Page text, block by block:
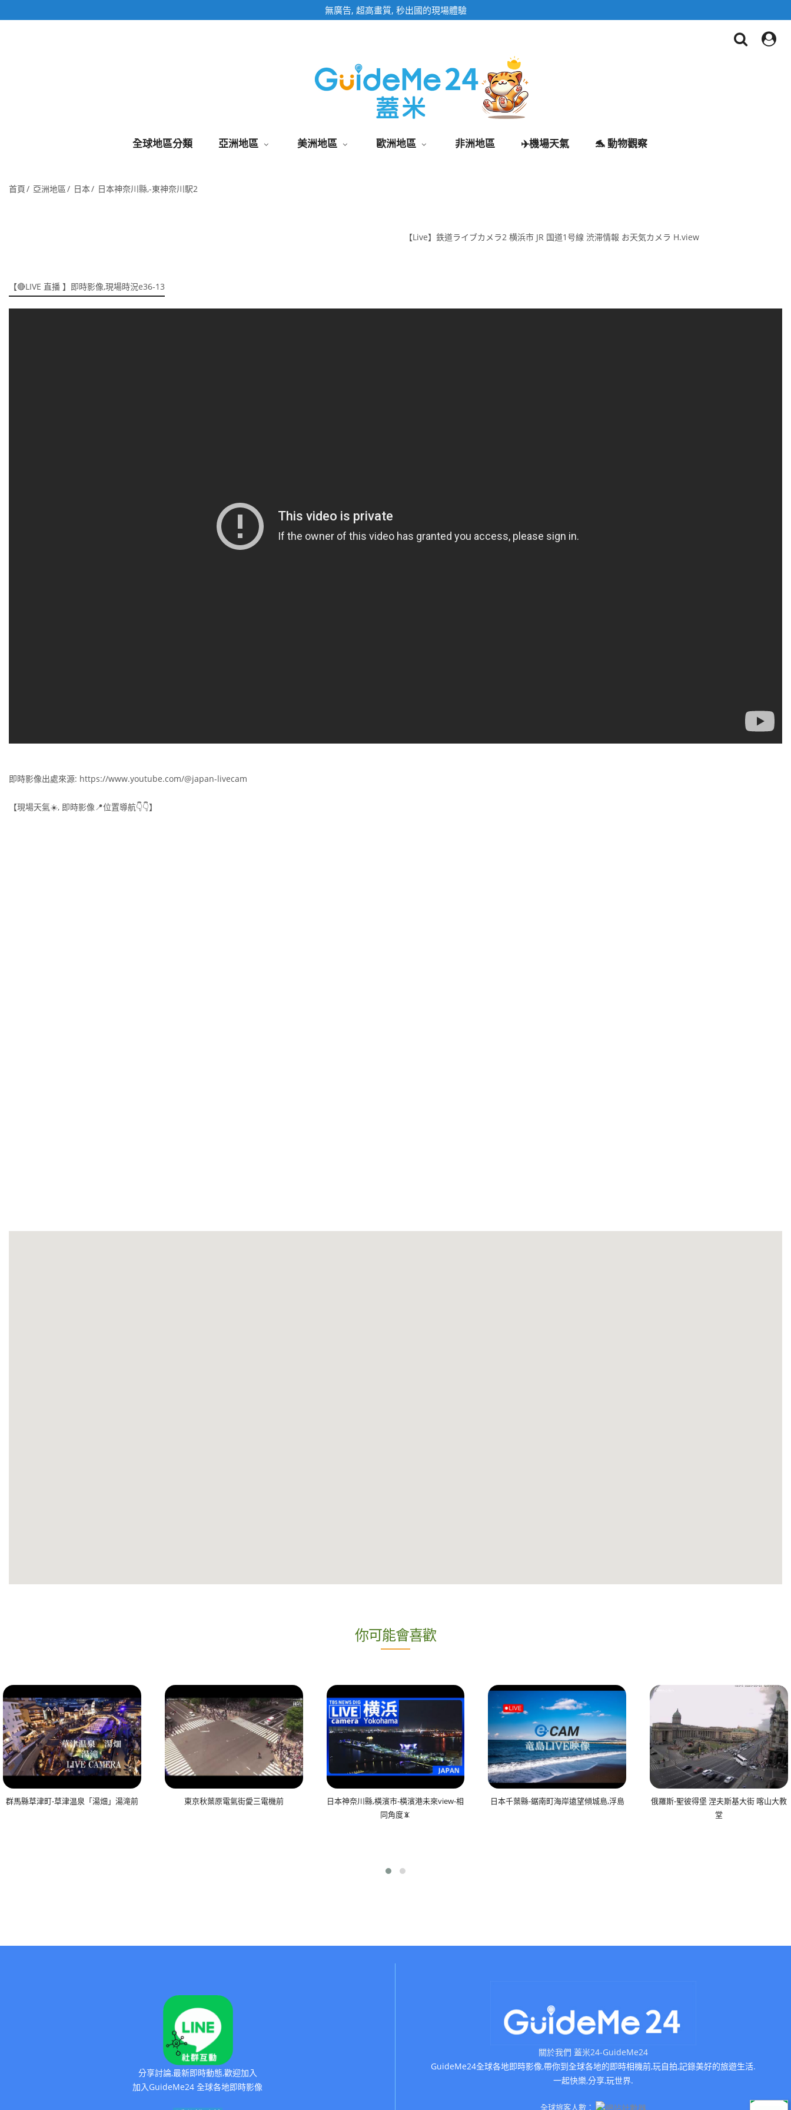
無廣告, 超高畫質, 秒出國的現場體驗
全球地區分類 亞洲地區 美洲地區 歐洲地區 非洲地區 ✈️機場天氣 🐬 動物觀察
首頁 亞洲地區 日本 日本神奈川縣,-東神奈川駅2
【Live】鉄道ライブカメラ2 横浜市 JR 国道1号線 渋滞情報 お天気カメラ H.view
【🔴LIVE 直播 】即時影像,現場時況e36-13
即時影像出處來源: https://www.youtube.com/@japan-livecam
【現場天氣☀️, 即時影像📍位置導航👇👇】
你可能會喜歡
群馬縣草津町-草津温泉「湯畑」湯滝前 東京秋葉原電氣街愛三電機前
日本神奈川縣,橫濱市-橫濱港未來view-相
同角度📵
日本千葉縣-鋸南町海岸遠望傾城島,浮島
俄羅斯-聖彼得堡 涅夫斯基大街 喀山大教
堂
分享討論,最新即時動態,歡迎加入
加入GuideMe24 全球各地即時影像
關於我們 蓋米24-GuideMe24
GuideMe24全球各地即時影像,帶你到全球各地的即時相機前,玩自拍,記錄美好的旅遊生活.
一起快樂,分享,玩世界.
全球旅客人數：